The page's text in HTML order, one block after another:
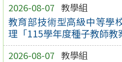
2026-08-07 教學組
教育部技術型高級中等學
理「115學年度種子教師教
2026-08-07 教學組